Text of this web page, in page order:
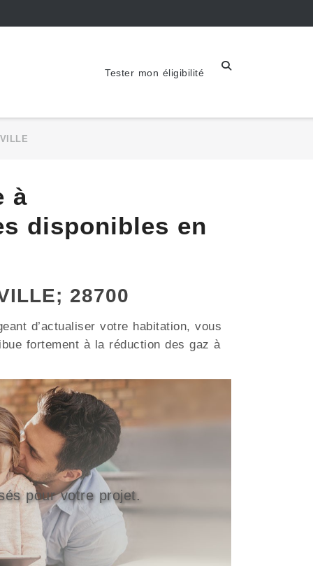
Tester mon éligibilité
à
disponibles en
28700
d’actualiser votre habitation, vous
fortement à la réduction des gaz à
pour votre projet.